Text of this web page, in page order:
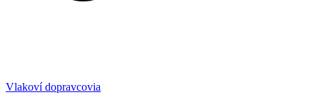
Vlakoví dopravcovia